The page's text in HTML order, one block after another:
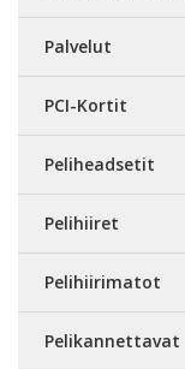
Palvelut
PCI-Kortit
Peliheadsetit
Pelihiiret
Pelihiirimatot
Pelikannettavat